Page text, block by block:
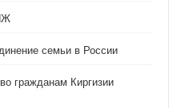
семьи в России
гражданам Киргизии